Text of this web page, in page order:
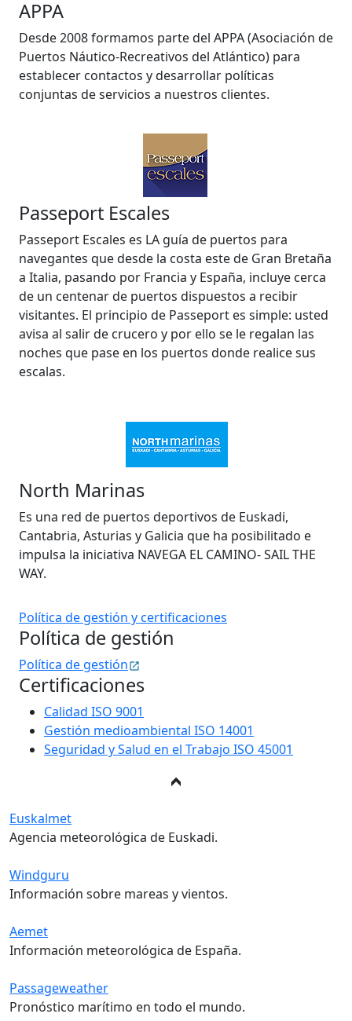
APPA
Desde 2008 formamos parte del APPA (Asociación de
Puertos Náutico-Recreativos del Atlántico) para
establecer contactos y desarrollar políticas
conjuntas de servicios a nuestros clientes.
Passeport Escales
Passeport Escales es LA guía de puertos para
navegantes que desde la costa este de Gran Bretaña
a Italia, pasando por Francia y España, incluye cerca
de un centenar de puertos dispuestos a recibir
visitantes. El principio de Passeport es simple: usted
avisa al salir de crucero y por ello se le regalan las
noches que pase en los puertos donde realice sus
escalas.
North Marinas
Es una red de puertos deportivos de Euskadi,
Cantabria, Asturias y Galicia que ha posibilitado e
impulsa la iniciativa NAVEGA EL CAMINO- SAIL THE
WAY.
Política de gestión y certificaciones
Política de gestión
Política de gestión
Certificaciones
Calidad ISO 9001
Gestión medioambiental ISO 14001
Seguridad y Salud en el Trabajo ISO 45001
Euskalmet
Agencia meteorológica de Euskadi.
Windguru
Información sobre mareas y vientos.
Aemet
Información meteorológica de España.
Passageweather
Pronóstico marítimo en todo el mundo.